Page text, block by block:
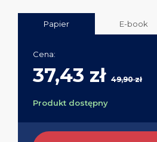
Papier E-book
Cena:
37,43 zł 49,90 zł
Produkt dostępny